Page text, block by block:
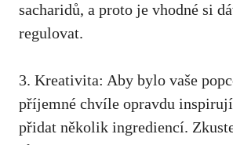
sacharidů, a proto je vhodné si
regulovat.
3. Kreativita: Aby bylo vaše
příjemné chvíle opravdu
přidat několik ingrediencí.⁢